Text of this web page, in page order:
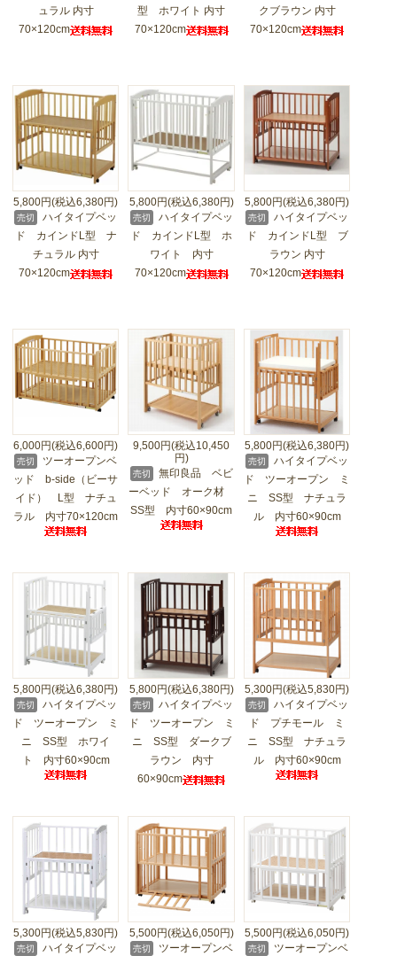
ュラル 内寸
70×120cm
型 ホワイト 内寸
70×120cm
クブラウン 内寸
70×120cm
5,800円(税込6,380円)
売切
ハイタイプベッ
ド カインドL型 ナ
チュラル 内寸
70×120cm
5,800円(税込6,380円)
売切
ハイタイプベッ
ド カインドL型 ホ
ワイト 内寸
70×120cm
5,800円(税込6,380円)
売切
ハイタイプベッ
ド カインドL型 ブ
ラウン 内寸
70×120cm
6,000円(税込6,600円)
売切
ツーオープンベ
ッド b-side（ビーサ
イド） L型 ナチュ
ラル 内寸70×120cm
9,500円(税込10,450
円)
売切
無印良品 ベビ
ーベッド オーク材
SS型 内寸60×90cm
5,800円(税込6,380円)
売切
ハイタイプベッ
ド ツーオープン ミ
ニ SS型 ナチュラ
ル 内寸60×90cm
5,800円(税込6,380円)
売切
ハイタイプベッ
ド ツーオープン ミ
ニ SS型 ホワイ
ト 内寸60×90cm
5,800円(税込6,380円)
売切
ハイタイプベッ
ド ツーオープン ミ
ニ SS型 ダークブ
ラウン 内寸
60×90cm
5,300円(税込5,830円)
売切
ハイタイプベッ
ド プチモール ミ
ニ SS型 ナチュラ
ル 内寸60×90cm
5,300円(税込5,830円)
売切
ハイタイプベッ
5,500円(税込6,050円)
売切
ツーオープンベ
5,500円(税込6,050円)
売切
ツーオープンベ